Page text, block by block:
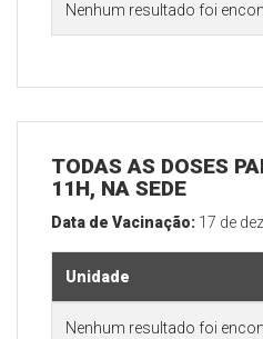
Nenhum resultado foi
TODAS AS DOSES
11H, NA SEDE
Data de Vacinação: 17 de
Unidade
Nenhum resultado foi